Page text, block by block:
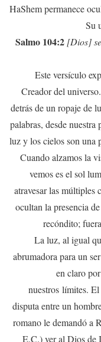
HaShem permanece
Su
Salmo 104:2 [Dios]
Este versículo
Creador del
detrás de un ropaje de
palabras, desde
luz y los cielos son una
Cuando alzamos la
vemos es el sol
atravesar las múltiples
ocultan la presencia
recóndito;
La luz, al igual
abrumadora para un
en claro
nuestros límites.
disputa entre un
romano le demandó a
E.C.) ver al Dios de